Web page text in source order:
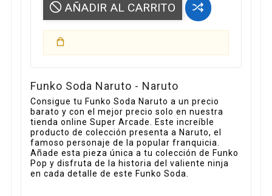
AÑADIR AL CARRITO
Funko Soda Naruto - Naruto
Consigue tu Funko Soda Naruto a un precio
barato y con el mejor precio solo en nuestra
tienda online Super Arcade. Este increíble
producto de colección presenta a Naruto, el
famoso personaje de la popular franquicia.
Añade esta pieza única a tu colección de Funko
Pop y disfruta de la historia del valiente ninja
en cada detalle de este Funko Soda.